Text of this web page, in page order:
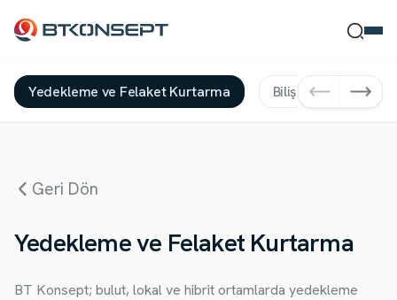
Ne Bulmak İstersin?
Yedekleme ve Felaket Kurtarma Bilişim Güvenlliği
Geri Dön
Yedekleme ve Felaket Kurtarma
BT Konsept; bulut, lokal ve hibrit ortamlarda yedekleme